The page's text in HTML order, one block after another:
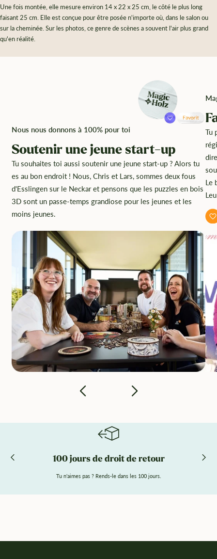
Une fois montée, elle mesure environ 14 x 22 x 25 cm, le côté le plus long
faisant 25 cm. Elle est conçue pour être posée n'importe où, dans le salon ou
sur la cheminée. Sur les photos, ce genre de scènes a souvent l'air plus grand
qu'en réalité.
Nous nous donnons à 100% pour toi
Soutenir une jeune start-up
Tu souhaites toi aussi soutenir une jeune start-up ? Alors tu
es au bon endroit ! Nous, Chris et Lars, sommes deux fous
d'Esslingen sur le Neckar et pensons que les puzzles en bois
3D sont un passe-temps grandiose pour les jeunes et les
moins jeunes.
Tu
Le
100 jours de droit de retour
Tu n'aimes pas ? Rends-le dans les 100 jours.